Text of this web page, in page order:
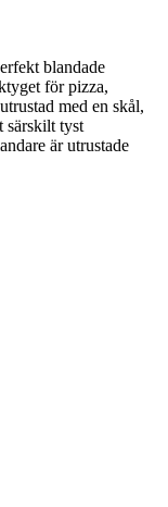
blandade
för pizza,
med en skål,
särskilt tyst
är utrustade